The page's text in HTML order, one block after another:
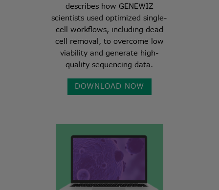
describes how GENEWIZ
scientists used optimized single-
cell workflows, including dead
cell removal, to overcome low
viability and generate high-
quality sequencing data.
DOWNLOAD NOW